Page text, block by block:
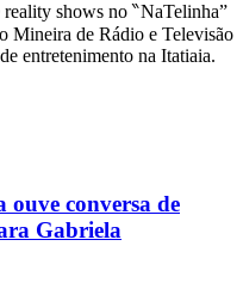
shows no ‶NaTelinha”
Mineira de Rádio e Televisão
entretenimento na Itatiaia.
conversa de
Gabriela